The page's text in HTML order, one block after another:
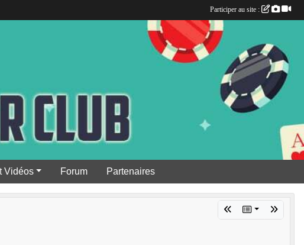
Vidéos Forum Partenaires
Participer au site :